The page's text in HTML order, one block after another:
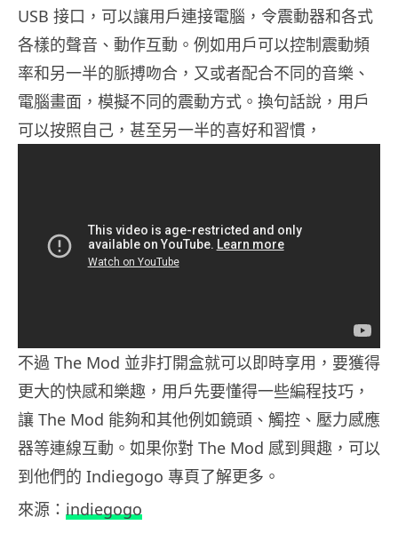
USB 接口，可以讓用戶連接電腦，令震動器和各式
各樣的聲音、動作互動。例如用戶可以控制震動頻
率和另一半的脈搏吻合，又或者配合不同的音樂、
電腦畫面，模擬不同的震動方式。換句話說，用戶
可以按照自己，甚至另一半的喜好和習慣，
不過 The Mod 並非打開盒就可以即時享用，要獲得
更大的快感和樂趣，用戶先要懂得一些編程技巧，
讓 The Mod 能夠和其他例如鏡頭、觸控、壓力感應
器等連線互動。如果你對 The Mod 感到興趣，可以
到他們的 Indiegogo 專頁了解更多。
來源： indiegogo